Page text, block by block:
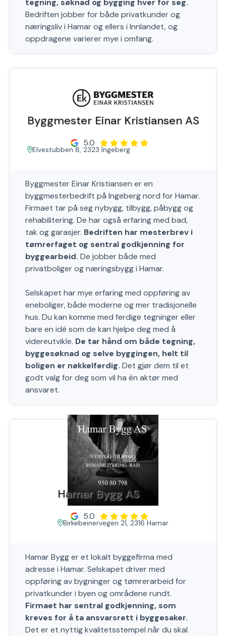
Bedriften jobber for både privatkunder og
næringsliv i Hamar og ellers i Innlandet, og
oppdragene varierer mye i omfang.
Byggmester Einar Kristiansen AS
5.0
Elvestubben 8, 2323 Ingeberg
Byggmester Einar Kristiansen er en
byggmesterbedrift på Ingeberg nord for Hamar.
Firmaet tar på seg nybygg, tilbygg, påbygg og
rehabilitering. De har også erfaring med bad,
tak og garasjer. Bedriften har mesterbrev i
tømrerfaget og sentral godkjenning for
byggearbeid. De jobber både med
privatboliger og næringsbygg i Hamar.
Selskapet har mye erfaring med oppføring av
eneboliger, både moderne og mer tradisjonelle
hus. Du kan komme med ferdige tegninger eller
bare en idé som de kan hjelpe deg med å
videreutvikle. De tar hånd om både tegning,
byggesøknad og selve byggingen, helt til
boligen er nøkkelferdig. Det gjør dem til et
godt valg for deg som vil ha én aktør med
ansvaret.
Hamar Bygg AS
5.0
Birkebeinervegen 21, 2316 Hamar
Hamar Bygg er et lokalt byggefirma med
adresse i Hamar. Selskapet driver med
oppføring av bygninger og tømrerarbeid for
privatkunder i byen og områdene rundt.
Firmaet har sentral godkjenning, som
kreves for å ta ansvarsrett i byggesaker.
Det er et nyttig kvalitetsstempel når du skal